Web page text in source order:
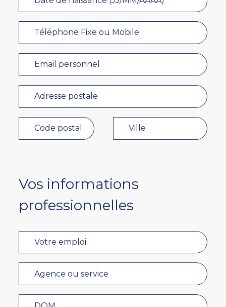
Vos informations
professionnelles